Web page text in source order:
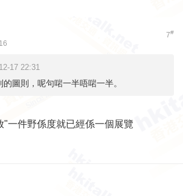
7#
17 22:31
圖則，呢句啱一半唔啱一半。
"一件野係度就已經係一個展覽